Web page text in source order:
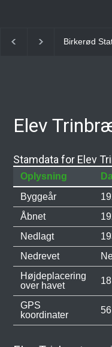
Allerød
Elev
Stamdata for Elev
Oplysning
Byggeår
Åbnet
Nedlagt
Nedrevet
Højdeplacering
over havet
GPS
koordinater